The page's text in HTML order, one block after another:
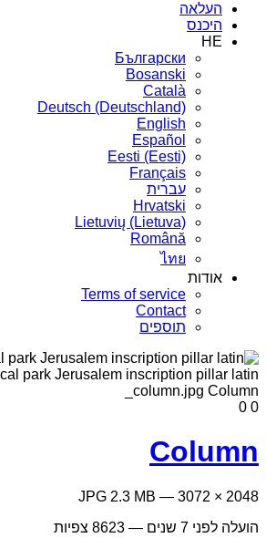
העלאה
היכנס
HE
Български
Bosanski
Сatalà
Deutsch (Deutschland)
English
Español
Eesti (Eesti)
Français
עברית
Hrvatski
Lietuvių (Lietuva)
Română
ไทย
אודות
Terms of service
Contact
תוספים
0
0
Column
2048 × 3072 — JPG 2.3 MB
הועלה לפני 7 שנים
— 8623 צפיות